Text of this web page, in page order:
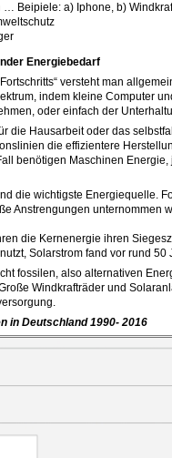
… Beipiele: a) Iphone, b)
Energiebedarf
versteht man
indem kleine Computer
oder einfach der
die Hausarbeit oder das
die effizientere
benötigen Maschinen
die wichtigste Energiequelle.
Anstrengungen unternommen
die Kernenergie ihren
Solarstrom fand vor rund 50
fossilen, also alternativen
Windkrafträder und
in Deutschland 1990- 2016